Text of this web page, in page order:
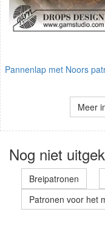
Pannenlap met Noors
Meer
Nog niet
Breipatronen
Patronen voor het